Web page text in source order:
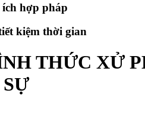
hợp pháp
kiệm thời gian
THỨC XỬ